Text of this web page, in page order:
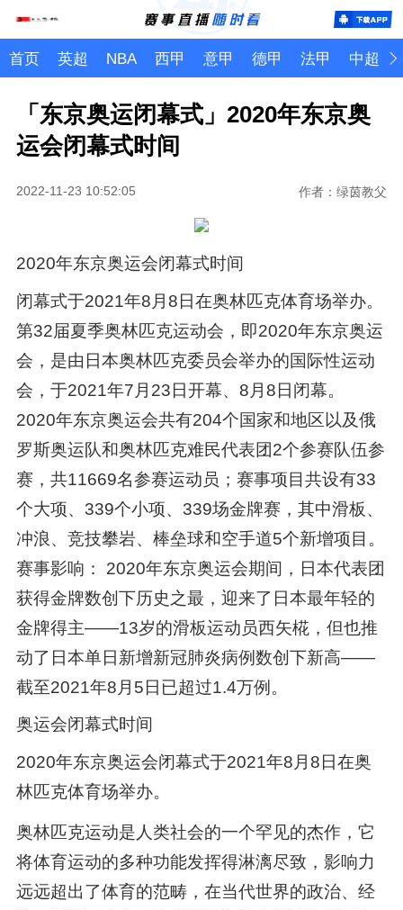
首页 英超 NBA 西甲 意甲 德甲 法甲 中超
「东京奥运闭幕式」2020年东京奥
运会闭幕式时间
2022-11-23 10:52:05 作者：绿茵教父
2020年东京奥运会闭幕式时间
闭幕式于2021年8月8日在奥林匹克体育场举办。
第32届夏季奥林匹克运动会，即2020年东京奥运
会，是由日本奥林匹克委员会举办的国际性运动
会，于2021年7月23日开幕、8月8日闭幕。
2020年东京奥运会共有204个国家和地区以及俄
罗斯奥运队和奥林匹克难民代表团2个参赛队伍参
赛，共11669名参赛运动员；赛事项目共设有33
个大项、339个小项、339场金牌赛，其中滑板、
冲浪、竞技攀岩、棒垒球和空手道5个新增项目。
赛事影响： 2020年东京奥运会期间，日本代表团
获得金牌数创下历史之最，迎来了日本最年轻的
金牌得主——13岁的滑板运动员西矢椛，但也推
动了日本单日新增新冠肺炎病例数创下新高——
截至2021年8月5日已超过1.4万例。
奥运会闭幕式时间
2020年东京奥运会闭幕式于2021年8月8日在奥
林匹克体育场举办。
奥林匹克运动是人类社会的一个罕见的杰作，它
将体育运动的多种功能发挥得淋漓尽致，影响力
远远超出了体育的范畴，在当代世界的政治、经